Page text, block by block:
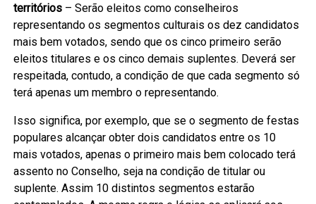
territórios – Serão eleitos como conselheiros
representando os segmentos culturais os dez candidatos
mais bem votados, sendo que os cinco primeiro serão
eleitos titulares e os cinco demais suplentes. Deverá ser
respeitada, contudo, a condição de que cada segmento só
terá apenas um membro o representando.
Isso significa, por exemplo, que se o segmento de festas
populares alcançar obter dois candidatos entre os 10
mais votados, apenas o primeiro mais bem colocado terá
assento no Conselho, seja na condição de titular ou
suplente. Assim 10 distintos segmentos estarão